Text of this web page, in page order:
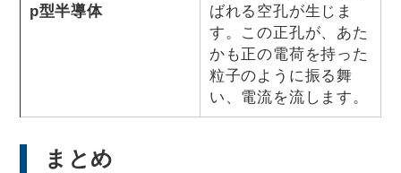
p型半導体
ばれる空孔が生じま
す。この正孔が、あた
かも正の電荷を持った
粒子のように振る舞
い、電流を流します。
まとめ